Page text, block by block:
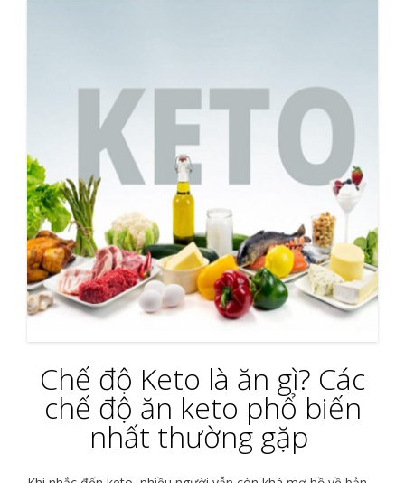
Chế độ Keto là ăn gì? Các
chế độ ăn keto phổ biến
nhất thường gặp